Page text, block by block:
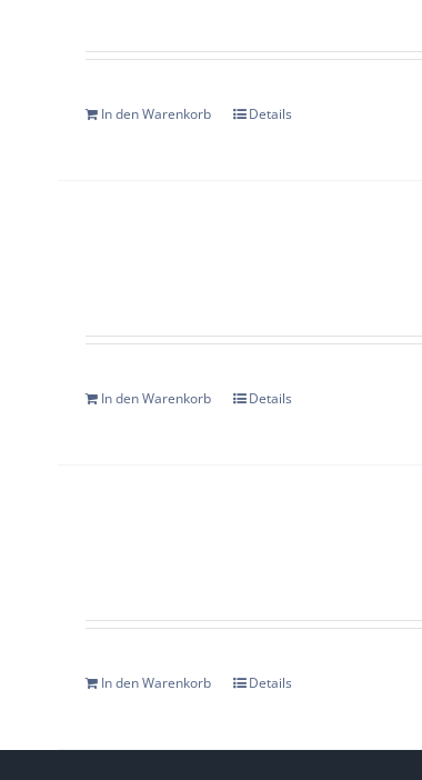
In den Warenkorb Details
In den Warenkorb Details
In den Warenkorb Details